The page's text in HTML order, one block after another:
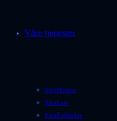
Våre tjenester
NiceMentor
NiceLaw
NicePublisher